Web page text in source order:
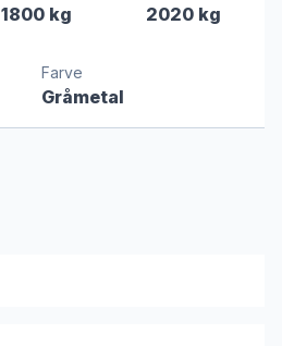
1800 kg 2020 kg
Farve
Gråmetal